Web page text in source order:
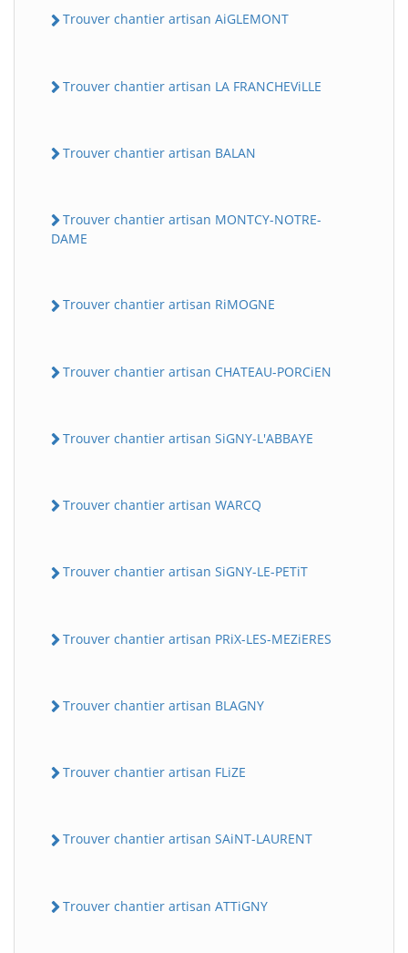
Trouver chantier artisan AiGLEMONT
Trouver chantier artisan LA FRANCHEViLLE
Trouver chantier artisan BALAN
Trouver chantier artisan MONTCY-NOTRE-
DAME
Trouver chantier artisan RiMOGNE
Trouver chantier artisan CHATEAU-PORCiEN
Trouver chantier artisan SiGNY-L'ABBAYE
Trouver chantier artisan WARCQ
Trouver chantier artisan SiGNY-LE-PETiT
Trouver chantier artisan PRiX-LES-MEZiERES
Trouver chantier artisan BLAGNY
Trouver chantier artisan FLiZE
Trouver chantier artisan SAiNT-LAURENT
Trouver chantier artisan ATTiGNY